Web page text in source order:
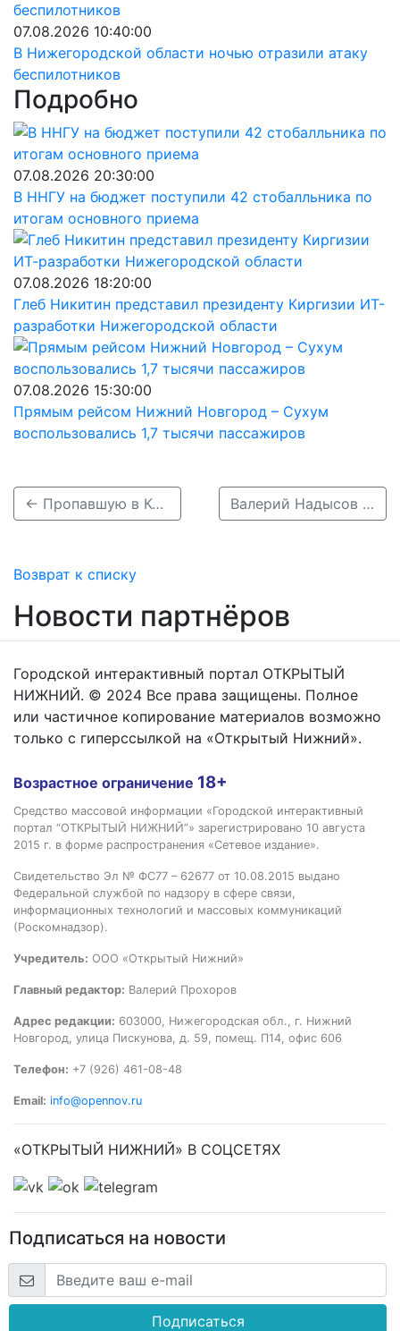
07.08.2026 10:40:00
В Нижегородской области ночью отразили атаку
беспилотников
Подробно
07.08.2026 20:30:00
В ННГУ на бюджет поступили 42 стобалльника по
итогам основного приема
07.08.2026 18:20:00
Глеб Никитин представил президенту Киргизии ИТ-
разработки Нижегородской области
07.08.2026 15:30:00
Прямым рейсом Нижний Новгород – Сухум
воспользовались 1,7 тысячи пассажиров
← Пропавшую в Кстовском районе Дашу Николаеву нашли живой Валерий Надысов найден живым в Нижем Новгороде →
Возврат к списку
Новости партнёров
Городской интерактивный портал ОТКРЫТЫЙ
НИЖНИЙ. © 2024 Все права защищены. Полное
или частичное копирование материалов возможно
только с гиперссылкой на «Открытый Нижний».
Возрастное ограничение 18+
Средство массовой информации «Городской интерактивный
портал “ОТКРЫТЫЙ НИЖНИЙ”» зарегистрировано 10 августа
2015 г. в форме распространения «Сетевое издание».
Свидетельство Эл № ФС77 – 62677 от 10.08.2015 выдано
Федеральной службой по надзору в сфере связи,
информационных технологий и массовых коммуникаций
(Роскомнадзор).
Учредитель: ООО «Открытый Нижний»
Главный редактор: Валерий Прохоров
Адрес редакции: 603000, Нижегородская обл., г. Нижний
Новгород, улица Пискунова, д. 59, помещ. П14, офис 606
Телефон: +7 (926) 461-08-48
Email: info@opennov.ru
«ОТКРЫТЫЙ НИЖНИЙ» В СОЦСЕТЯХ
Подписаться на новости
Подписаться